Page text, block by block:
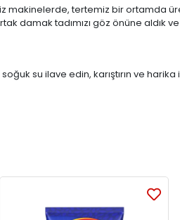
makinelerde, tertemiz bir ortamda
tadımızı göz önüne aldık ve
su ilave edin, karıştırın ve